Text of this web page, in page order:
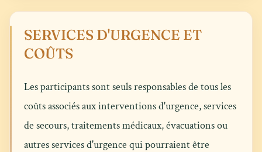
SERVICES D'URGENCE ET
COÛTS
Les participants sont seuls responsables de tous les
coûts associés aux interventions d'urgence, services
de secours, traitements médicaux, évacuations ou
autres services d'urgence qui pourraient être